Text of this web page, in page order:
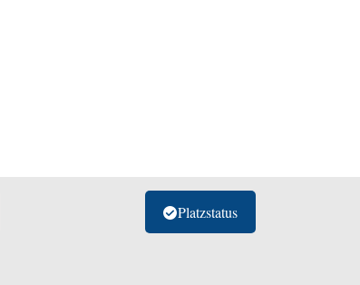
Platzstatus